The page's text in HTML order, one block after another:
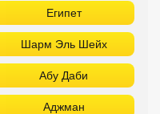
Египет
Шарм Эль Шейх
Абу Даби
Аджман